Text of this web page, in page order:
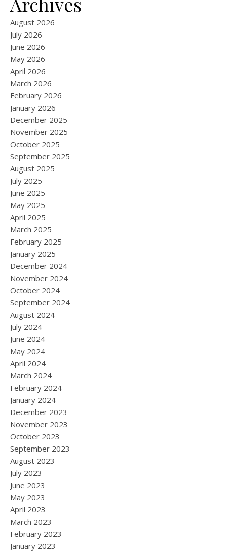
August 2026
July 2026
June 2026
May 2026
April 2026
March 2026
February 2026
January 2026
December 2025
November 2025
October 2025
September 2025
August 2025
July 2025
June 2025
May 2025
April 2025
March 2025
February 2025
January 2025
December 2024
November 2024
October 2024
September 2024
August 2024
July 2024
June 2024
May 2024
April 2024
March 2024
February 2024
January 2024
December 2023
November 2023
October 2023
September 2023
August 2023
July 2023
June 2023
May 2023
April 2023
March 2023
February 2023
January 2023